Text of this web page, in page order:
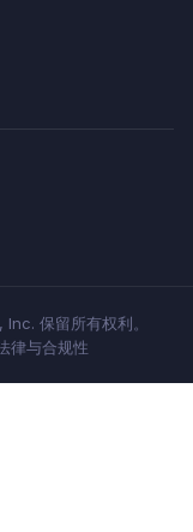
保留所有权利。
律与合规性